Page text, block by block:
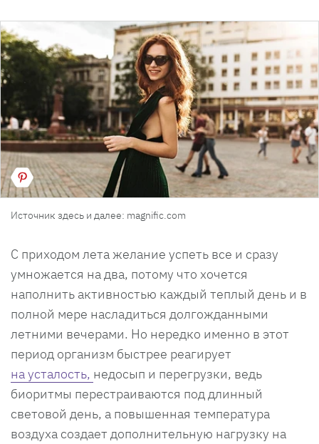
Источник здесь и далее: magnific.com
С приходом лета желание успеть все и сразу
умножается на два, потому что хочется
наполнить активностью каждый теплый день и в
полной мере насладиться долгожданными
летними вечерами. Но нередко именно в этот
период организм быстрее реагирует
на усталость, недосып и перегрузки, ведь
биоритмы перестраиваются под длинный
световой день, а повышенная температура
воздуха создает дополнительную нагрузку на